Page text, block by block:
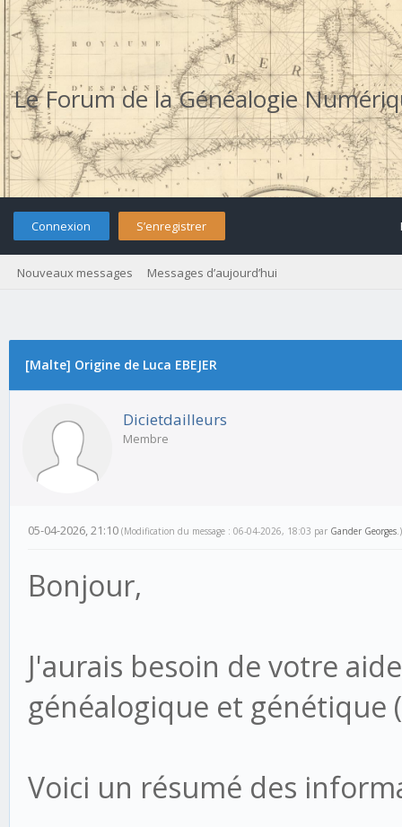
Le Forum de la Généalogie
Connexion S’enregistrer
Nouveaux messages Messages d’aujourd’hui
[Malte] Origine de Luca EBEJER
Dicietdailleurs
Membre
05-04-2026, 21:10 (Modification du message : 06-04-2026, 18:03 par Gander Georges.)
Bonjour,
J'aurais besoin de votre
généalogique et
Voici un résumé des